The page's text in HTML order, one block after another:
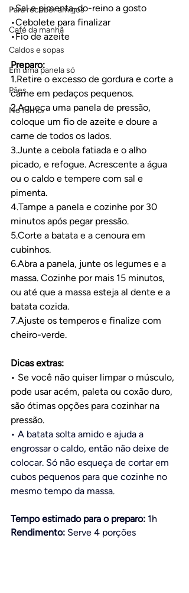
Para receber amigos
Café da manhã
Caldos e sopas
Em uma panela só
Pães
No forno
•Sal e pimenta-do-reino a gosto
•Cebolete para finalizar
•Fio de azeite
Preparo:
1.Retire o excesso de gordura e corte a
carne em pedaços pequenos.
2.Aqueça uma panela de pressão,
coloque um fio de azeite e doure a
carne de todos os lados.
3.Junte a cebola fatiada e o alho
picado, e refogue. Acrescente a água
ou o caldo e tempere com sal e
pimenta.
4.Tampe a panela e cozinhe por 30
minutos após pegar pressão.
5.Corte a batata e a cenoura em
cubinhos.
6.Abra a panela, junte os legumes e a
massa. Cozinhe por mais 15 minutos,
ou até que a massa esteja al dente e a
batata cozida.
7.Ajuste os temperos e finalize com
cheiro-verde.
Dicas extras:
• Se você não quiser limpar o músculo,
pode usar acém, paleta ou coxão duro,
são ótimas opções para cozinhar na
pressão.
• A batata solta amido e ajuda a
engrossar o caldo, então não deixe de
colocar. Só não esqueça de cortar em
cubos pequenos para que cozinhe no
mesmo tempo da massa.
Tempo estimado para o preparo: 1h
Rendimento: Serve 4 porções